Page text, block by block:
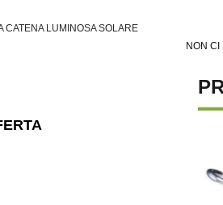
CATENA LUMINOSA SOLARE
€ 18,76NON CI